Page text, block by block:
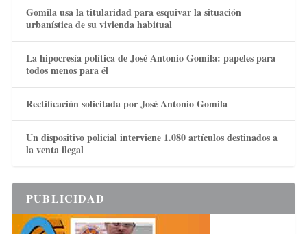
Gomila usa la titularidad para esquivar la situación
urbanística de su vivienda habitual
La hipocresía política de José Antonio Gomila: papeles para
todos menos para él
Rectificación solicitada por José Antonio Gomila
Un dispositivo policial interviene 1.080 artículos destinados a
la venta ilegal
PUBLICIDAD